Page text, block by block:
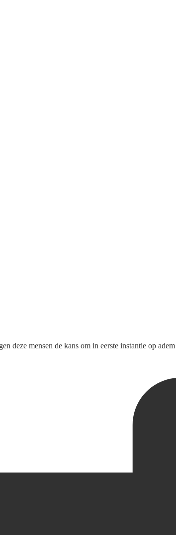
mensen de kans om in eerste instantie op